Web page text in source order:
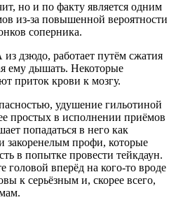
но и по факту является одним
из-за повышенной вероятности
соперника.
дзюдо, работает путём сжатия
ему дышать. Некоторые
приток крови к мозгу.
удушение гильотиной
простых в исполнении приёмов
попадаться в него как
профи, которые
в попытке провести тейкдаун.
головой вперёд на кого-то вроде
к серьёзным и, скорее всего,